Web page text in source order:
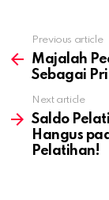
more
Previous article
Majalah
Sebagai
Next article
Saldo
Hangus
Pelatihan!